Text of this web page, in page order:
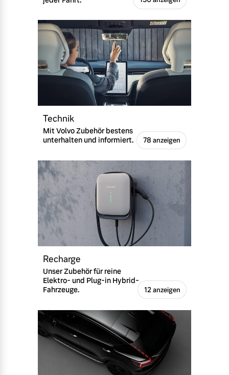
Technik
Mit Volvo Zubehör bestens
unterhalten und informiert.
78 anzeigen
Recharge
Unser Zubehör für reine
Elektro- und Plug-in Hybrid-
Fahrzeuge.
12 anzeigen